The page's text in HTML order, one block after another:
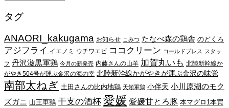
カ
ブ
タグ
ANAORI_kakugama お知らせ こみつ たなべ森の鶏舎 のどくろ
アジフライ イエノミ ウチワエビ ココクリーン コールドプレス スタッ
フ 丹沢滋黒軍鶏 今月の新発売 内藤さんの山羊 加賀丸いも 北陸新幹線か
がやき504号が運ぶ金沢の海の幸 北陸新幹線かがやきが運ぶ金沢の味覚
南部太ねぎ 土田さんの比内地鶏 天領軍鶏 小伴天 小川原湖のモク
ズガニ 山王軍鶏 干支の酒杯 愛媛 愛媛甘とろ豚 本マグロ1本買